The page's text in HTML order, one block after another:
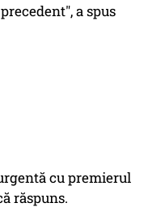
a spus
cu premierul
răspuns.